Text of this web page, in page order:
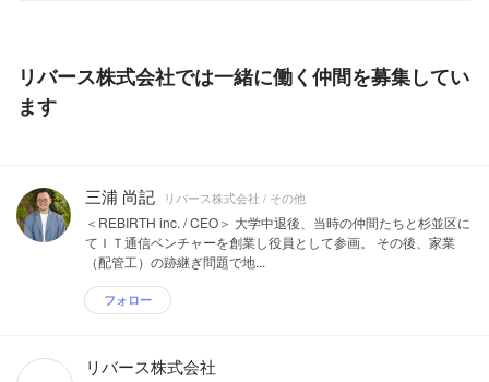
リバース株式会社では一緒に働く仲間を募集してい
ます
三浦 尚記 リバース株式会社 / その他
＜REBIRTH inc. / CEO＞ 大学中退後、当時の仲間たちと杉並区に
てＩＴ通信ベンチャーを創業し役員として参画。 その後、家業
（配管工）の跡継ぎ問題で地...
フォロー
リバース株式会社